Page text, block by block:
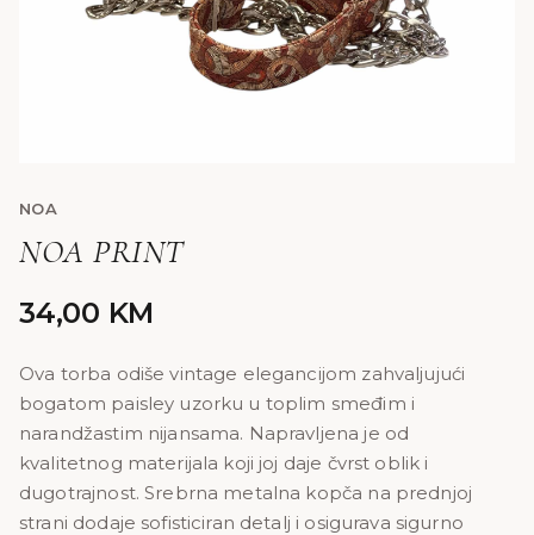
NOA
NOA PRINT
34,00 KM
Ova torba odiše vintage elegancijom zahvaljujući
bogatom paisley uzorku u toplim smeđim i
narandžastim nijansama. Napravljena je od
kvalitetnog materijala koji joj daje čvrst oblik i
dugotrajnost. Srebrna metalna kopča na prednjoj
strani dodaje sofisticiran detalj i osigurava sigurno